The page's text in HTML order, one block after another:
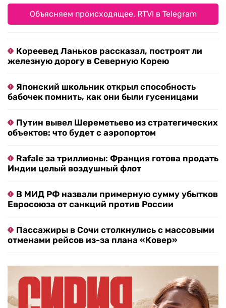
Объясняем происходящее. RTVI в Telegram
Кореевед Ланьков рассказал, построят ли
железную дорогу в Северную Корею
Японский школьник открыл способность
бабочек помнить, как они были гусеницами
Путин вывел Шереметьево из стратегических
объектов: что будет с аэропортом
Rafale за триллионы: Франция готова продать
Индии целый воздушный флот
В МИД РФ назвали примерную сумму убытков
Евросоюза от санкций против России
Пассажиры в Сочи столкнулись с массовыми
отменами рейсов из-за плана «Ковер»